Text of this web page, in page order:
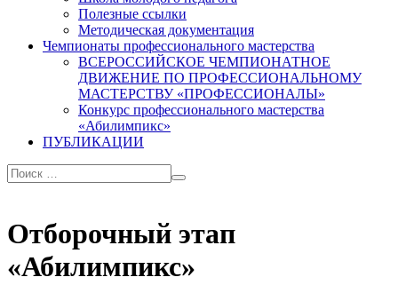
Полезные ссылки
Методическая документация
Чемпионаты профессионального мастерства
ВСЕРОССИЙСКОЕ ЧЕМПИОНАТНОЕ
ДВИЖЕНИЕ ПО ПРОФЕССИОНАЛЬНОМУ
МАСТЕРСТВУ «ПРОФЕССИОНАЛЫ»
Конкурс профессионального мастерства
«Абилимпикс»
ПУБЛИКАЦИИ
Отборочный этап
«Абилимпикс»